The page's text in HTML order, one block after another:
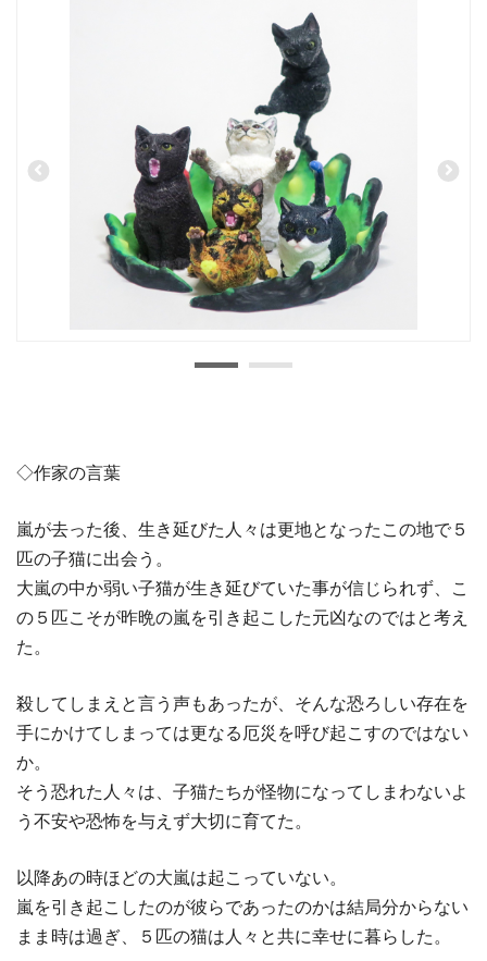
◇作家の言葉
嵐が去った後、生き延びた人々は更地となったこの地で５
匹の子猫に出会う。
大嵐の中か弱い子猫が生き延びていた事が信じられず、こ
の５匹こそが昨晩の嵐を引き起こした元凶なのではと考え
た。
殺してしまえと言う声もあったが、そんな恐ろしい存在を
手にかけてしまっては更なる厄災を呼び起こすのではない
か。
そう恐れた人々は、子猫たちが怪物になってしまわないよ
う不安や恐怖を与えず大切に育てた。
以降あの時ほどの大嵐は起こっていない。
嵐を引き起こしたのが彼らであったのかは結局分からない
まま時は過ぎ、５匹の猫は人々と共に幸せに暮らした。